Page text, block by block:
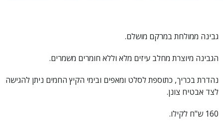
גבינה ממולחת במרקם מושלם.
הגבינה מיוצרת מחלב עיזים מלא וללא חומרים משמרים.
נהדרת בכריך, כתוספת לסלט ומאפים ובימי הקיץ החמים ניתן להגישה
לצד אבטיח צונן.
160 ש"ח לקילו.